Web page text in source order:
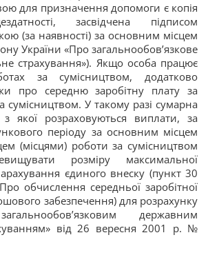
для призначення допомоги є копія
засвідчена підписом
(за наявності) за основним місцем
України «Про загальнообов’язкове
страхування»). Якщо особа працює
за сумісництвом, додатково
про середню заробітну плату за
сумісництвом. У такому разі сумарна
з якої розраховуються виплати, за
періоду за основним місцем
(місцями) роботи за сумісництвом
розміру максимальної
єдиного внеску (пункт 30
обчислення середньої заробітної
забезпечення) для розрахунку
державним
від 26 вересня 2001 р. №